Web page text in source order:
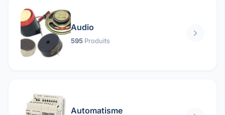
Audio
595 Produits
Automatisme